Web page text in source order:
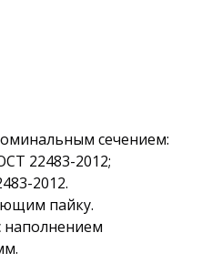
сечением:
22483-2012;
2012.
пайку.
наполнением